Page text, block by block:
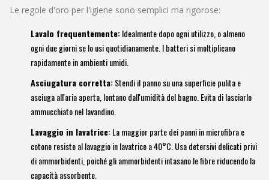
Le regole d'oro per l'igiene sono semplici ma rigorose:
Lavalo frequentemente:Idealmente dopo ogni utilizzo, o almeno
ogni due giorni se lo usi quotidianamente. I batteri si moltiplicano
rapidamente in ambienti umidi.
Asciugatura corretta:Stendi il panno su una superficie pulita e
asciuga all'aria aperta, lontano dall'umidità del bagno. Evita di lasciarlo
ammucchiato nel lavandino.
Lavaggio in lavatrice:La maggior parte dei panni in microfibra e
cotone resiste al lavaggio in lavatrice a 40°C. Usa detersivi delicati privi
di ammorbidenti, poiché gli ammorbidenti intasano le fibre riducendo la
capacità assorbente.